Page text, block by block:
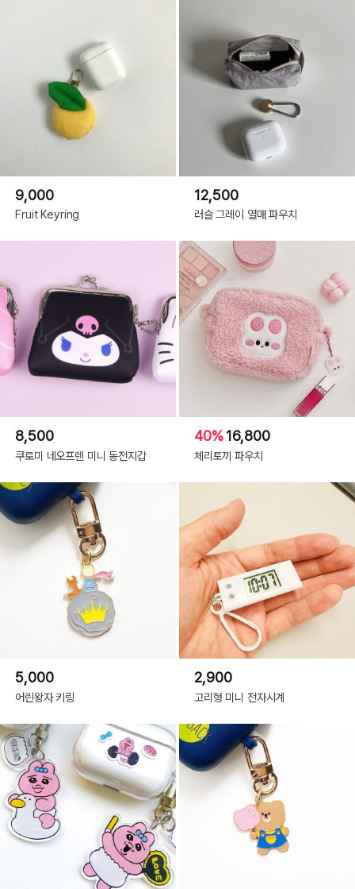
9,000
Fruit Keyring
12,500
러슬 그레이 열매 파우치
8,500
쿠로미 네오프렌 미니 동전지갑
40%16,800
체리토끼 파우치
5,000
어린왕자 키링
2,900
고리형 미니 전자시계